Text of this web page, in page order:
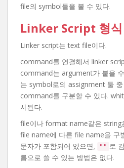
file의 symbol들을 볼 수 있다.
Linker Script 형식
Linker script는 text file이다.
command를 연결해서 linker
command는 argument가 붙을
는 symbol로의 assignment 둘 중
command를 구분할 수 있다.
시된다.
file이나 format name같은 string
file name에 다른 file name을 구
문자가 포함되어 있으면,
"" 로
름으로 쓸 수 있는 방법은 없다.